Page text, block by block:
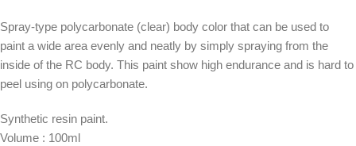
Spray-type polycarbonate (clear) body color that can be used to
paint a wide area evenly and neatly by simply spraying from the
inside of the RC body. This paint show high endurance and is hard to
peel using on polycarbonate.
Synthetic resin paint.
Volume : 100ml